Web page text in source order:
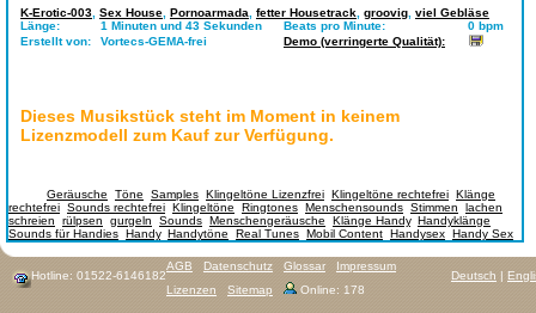
K-Erotic-003 Sex House Pornoarmada fetter Housetrack groovig viel Gebläse
Länge:
1 Minuten und 43 Sekunden Beats pro Minute:
0 bpm
Erstellt von:
Vortecs-GEMA-frei Demo (verringerte Qualität):
Dieses Musikstück steht im Moment in keinem
Lizenzmodell zum Kauf zur Verfügung.
Geräusche Töne Samples Klingeltöne Lizenzfrei Klingeltöne rechtefrei Klänge
rechtefrei Sounds rechtefrei Klingeltöne Ringtones Menschensounds Stimmen lachen
schreien
rülpsen gurgeln Sounds Menschengeräusche Klänge Handy, Handyklänge
Sounds für Handies Handy, Handytöne Real Tunes Mobil Content Handysex Handy Sex
Hotline: 01522-6146182 Deutsch |
AGB Datenschutz Glossar
Impressum
Lizenzen
Sitemap Online: 178